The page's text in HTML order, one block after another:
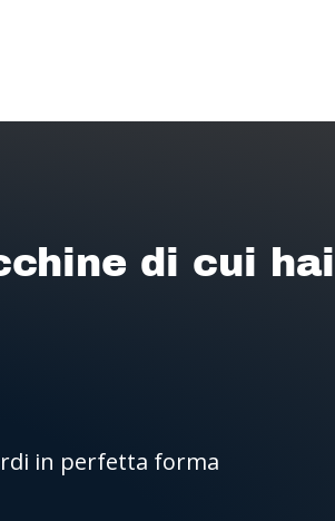
di cui
in perfetta forma